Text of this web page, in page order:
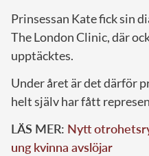
Prinsessan Kate fick sin
The London Clinic, där
upptäcktes.
Under året är det därför
helt själv har fått
LÄS MER: Nytt
ung kvinna avslöjar